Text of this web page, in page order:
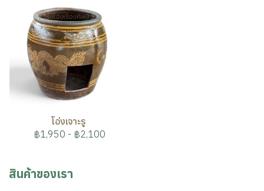
โอ่งเจาะรู
฿1,950 - ฿2,100
สินค้าของเรา